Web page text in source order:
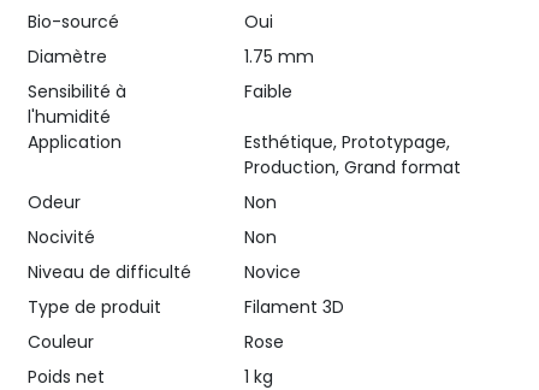
Bio-sourcé
Oui
Diamètre
1.75 mm
Sensibilité à
l'humidité
Faible
Application
Esthétique, Prototypage,
Production, Grand format
Odeur
Non
Nocivité
Non
Niveau de difficulté
Novice
Type de produit
Filament 3D
Couleur
Rose
Poids net
1 kg